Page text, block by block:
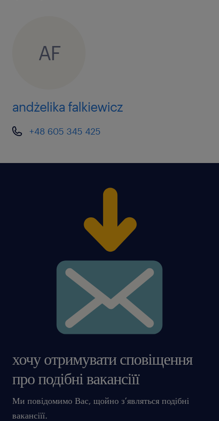
AF
andżelika falkiewicz
+48 605 345 425
хочу отримувати сповіщення
про подібні вакансіїї
Ми повідомимо Вас, щойно з’являться подібні
вакансіїї.